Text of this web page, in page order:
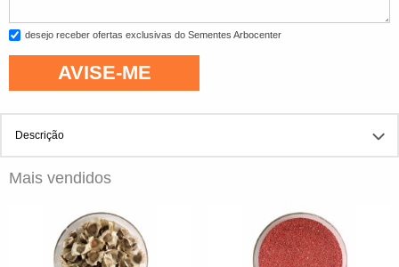
desejo receber ofertas exclusivas do Sementes Arbocenter
AVISE-ME
Descrição
Mais vendidos